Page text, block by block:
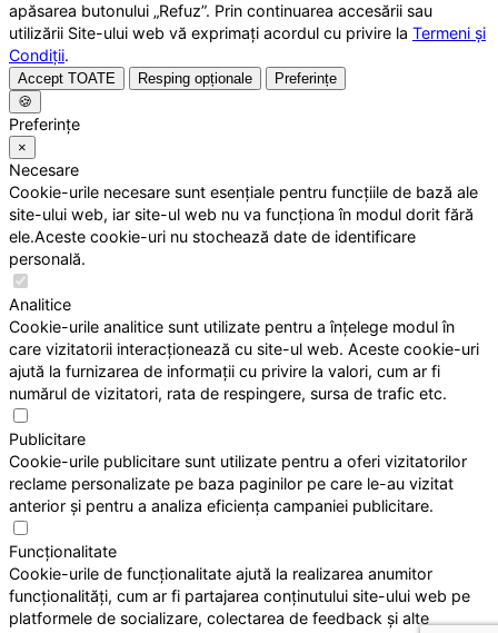
apăsarea butonului „Refuz”. Prin continuarea accesării sau
utilizării Site-ului web vă exprimați acordul cu privire la Termeni și
Condiții.
Accept TOATE Resping opționale
Preferințe
🍪
Preferințe
×
Necesare
Cookie-urile necesare sunt esențiale pentru funcțiile de bază ale
site-ului web, iar site-ul web nu va funcționa în modul dorit fără
ele.Aceste cookie-uri nu stochează date de identificare
personală.
Analitice
Cookie-urile analitice sunt utilizate pentru a înțelege modul în
care vizitatorii interacționează cu site-ul web. Aceste cookie-uri
ajută la furnizarea de informații cu privire la valori, cum ar fi
numărul de vizitatori, rata de respingere, sursa de trafic etc.
Publicitare
Cookie-urile publicitare sunt utilizate pentru a oferi vizitatorilor
reclame personalizate pe baza paginilor pe care le-au vizitat
anterior și pentru a analiza eficiența campaniei publicitare.
Funcționalitate
Cookie-urile de funcționalitate ajută la realizarea anumitor
funcționalități, cum ar fi partajarea conținutului site-ului web pe
platformele de socializare, colectarea de feedback și alte